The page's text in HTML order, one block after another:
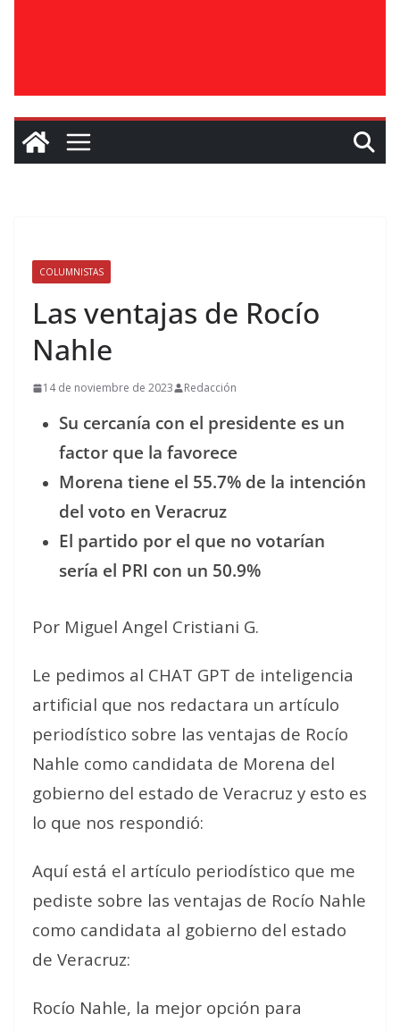
COLUMNISTAS
Las ventajas de Rocío
Nahle
14 de noviembre de 2023 Redacción
Su cercanía con el presidente es un
factor que la favorece
Morena tiene el 55.7% de la intención
del voto en Veracruz
El partido por el que no votarían
sería el PRI con un 50.9%
Por Miguel Angel Cristiani G.
Le pedimos al CHAT GPT de inteligencia
artificial que nos redactara un artículo
periodístico sobre las ventajas de Rocío
Nahle como candidata de Morena del
gobierno del estado de Veracruz y esto es
lo que nos respondió:
Aquí está el artículo periodístico que me
pediste sobre las ventajas de Rocío Nahle
como candidata al gobierno del estado
de Veracruz:
Rocío Nahle, la mejor opción para